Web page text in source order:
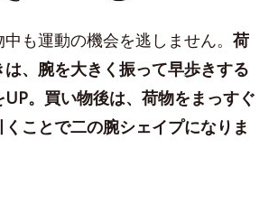
も運動の機会を逃しません。 荷
、腕を大きく振って早歩きする
UP。買い物後は、荷物をまっすぐ
ことで二の腕シェイプになりま